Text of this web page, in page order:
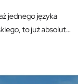
jednego języka
to już absolutna